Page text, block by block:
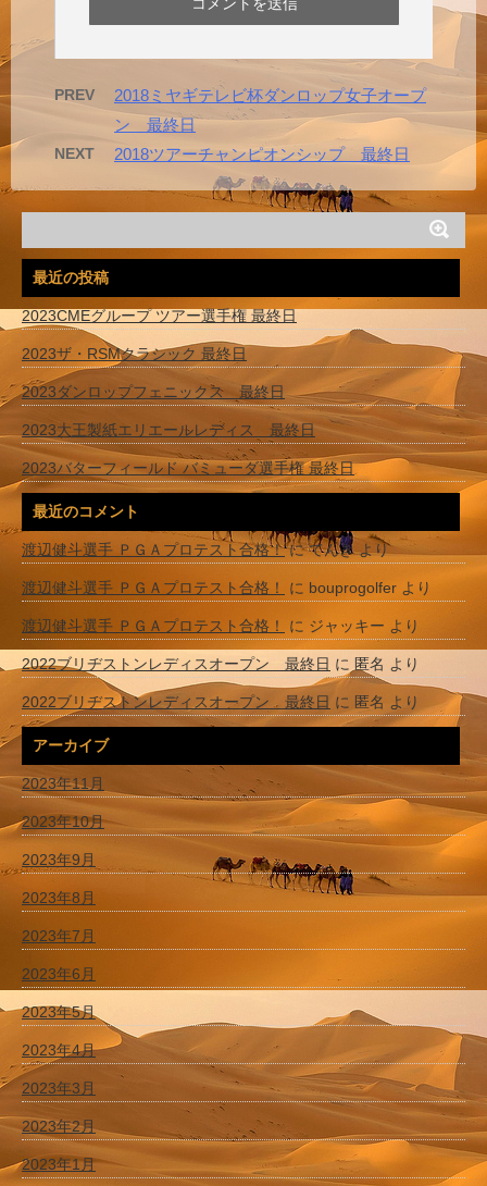
PREV
2018ミヤギテレビ杯ダンロップ女子オープ
ン 最終日
NEXT 2018ツアーチャンピオンシップ 最終日
最近の投稿
2023CMEグループ ツアー選手権 最終日
2023ザ・RSMクラシック 最終日
2023ダンロップフェニックス 最終日
2023大王製紙エリエールレディス 最終日
2023バターフィールド バミューダ選手権 最終日
最近のコメント
渡辺健斗選手 ＰＧＡプロテスト合格！にてんきより
渡辺健斗選手 ＰＧＡプロテスト合格！ に bouprogolfer より
渡辺健斗選手 ＰＧＡプロテスト合格！ に ジャッキー より
2022ブリヂストンレディスオープン 最終日 に 匿名 より
2022ブリヂストンレディスオープン 最終日 に 匿名 より
アーカイブ
2023年11月
2023年10月
2023年9月
2023年8月
2023年7月
2023年6月
2023年5月
2023年4月
2023年3月
2023年2月
2023年1月